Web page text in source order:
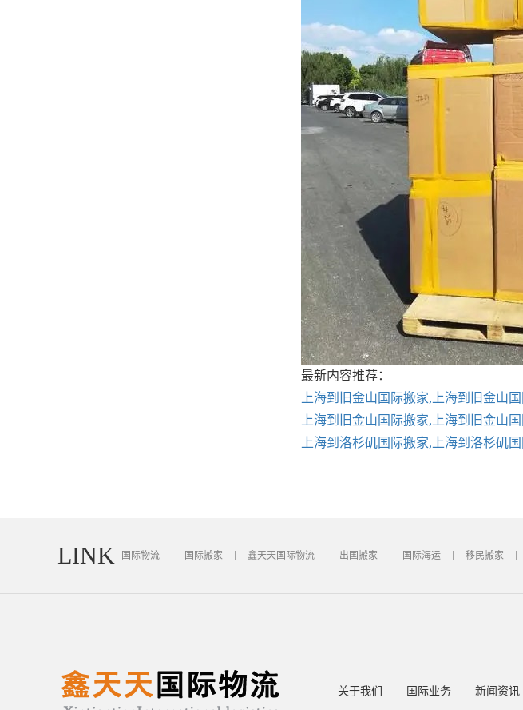
最新内容推荐：
上海到旧金山国际搬家,上海到旧金山
上海到旧金山国际搬家,上海到旧金山
上海到洛杉矶国际搬家,上海到洛杉矶
LINK 国际物流 国际搬家 鑫天天国际物流 出国搬家 国际海运 移民搬家
关于我们 国际业务 新闻资讯